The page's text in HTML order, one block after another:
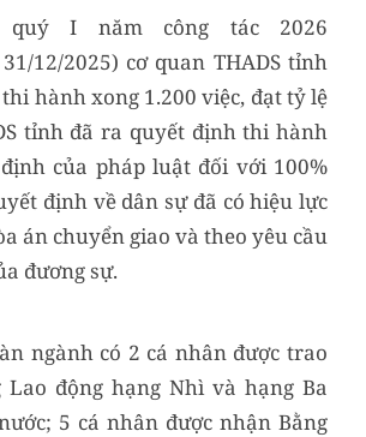
quý I năm công tác 2026
12/2025) cơ quan THADS tỉnh
hành xong 1.200 việc, đạt tỷ lệ
tỉnh đã ra quyết định thi hành
của pháp luật đối với 100%
định về dân sự đã có hiệu lực
án chuyển giao và theo yêu cầu
đương sự.
ngành có 2 cá nhân được trao
Lao động hạng Nhì và hạng Ba
5 cá nhân được nhận Bằng